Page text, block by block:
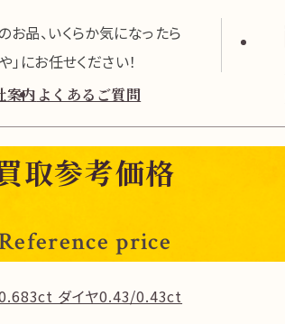
お品、いくらか気になったら
」にお任せください！
案内 よくあるご質問
取参考価格
price
ダイヤ0.43/0.43ct